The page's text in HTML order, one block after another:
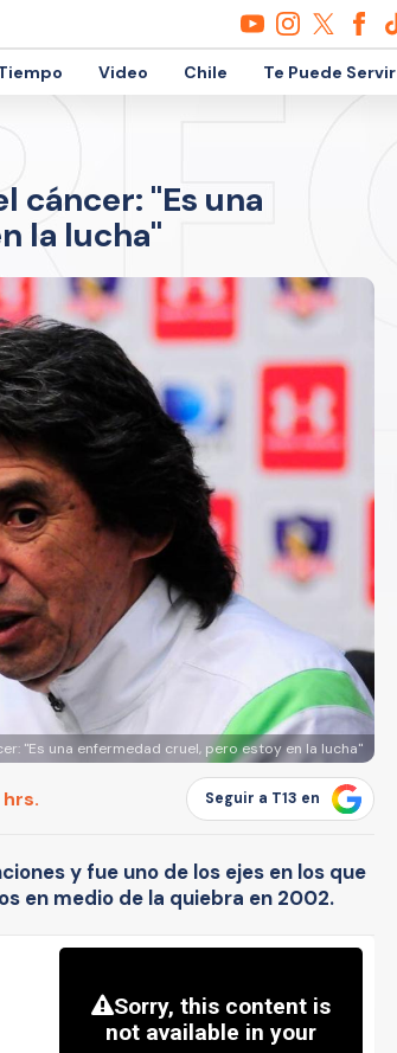
Video Chile Te Puede Servir
cáncer: "Es una
la lucha"
"Es una enfermedad cruel, pero estoy en la lucha"
Seguir a T13 en
y fue uno de los ejes en los que
en medio de la quiebra en 2002.